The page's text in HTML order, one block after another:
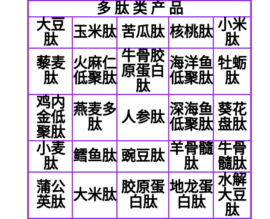
多 肽 类 产 品
大豆
肽
玉米肽 苦瓜肽 核桃肽 小米
肽
藜麦
肽
火麻仁
低聚肽
牛骨胶
原蛋白
肽
海洋鱼
低聚肽
牡蛎
肽
鸡内
金低
聚肽
燕麦多
肽
人参肽 深海鱼
低聚肽
葵花
盘肽
小麦
肽
鳕鱼肽 豌豆肽 羊骨髓
肽
牛骨
髓肽
蒲公
英肽 大米肽 胶原蛋
白肽
地龙蛋
白肽
水解
大豆
肽